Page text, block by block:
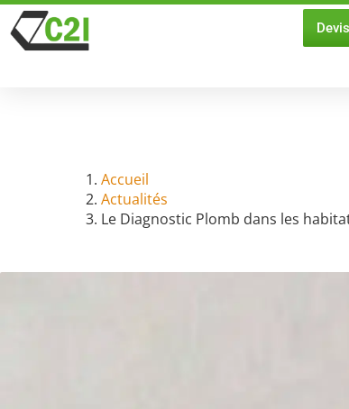
Accueil
Actualités
Le Diagnostic Plomb dans les